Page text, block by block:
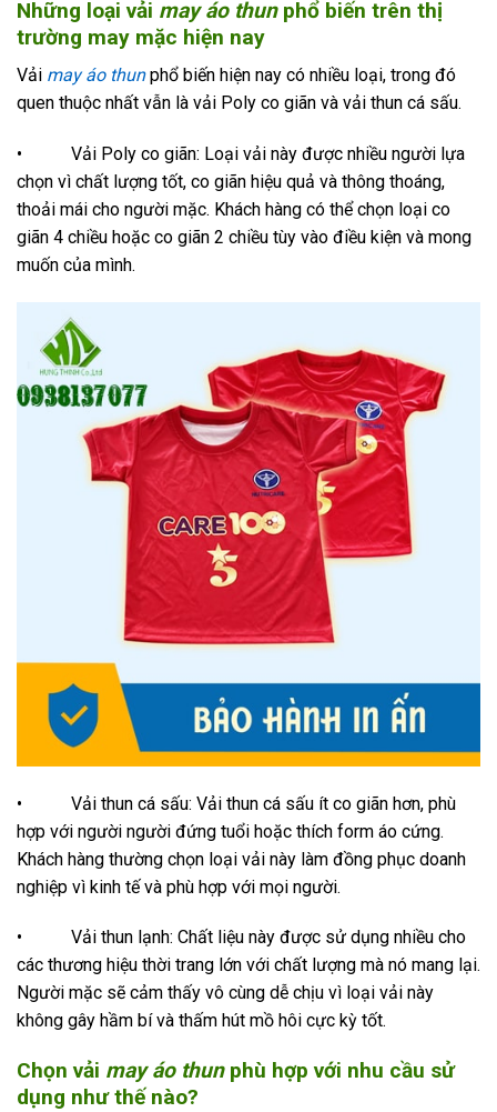
Những loại vải may áo thunphổ biến trên thị
trường may mặc hiện nay
Vải may áo thunphổ biến hiện nay có nhiều loại, trong đó
quen thuộc nhất vẫn là vải Poly co giãn và vải thun cá sấu.
• Vải Poly co giãn: Loại vải này được nhiều người lựa
chọn vì chất lượng tốt, co giãn hiệu quả và thông thoáng,
thoải mái cho người mặc. Khách hàng có thể chọn loại co
giãn 4 chiều hoặc co giãn 2 chiều tùy vào điều kiện và mong
muốn của mình.
• Vải thun cá sấu: Vải thun cá sấu ít co giãn hơn, phù
hợp với người người đứng tuổi hoặc thích form áo cứng.
Khách hàng thường chọn loại vải này làm đồng phục doanh
nghiệp vì kinh tế và phù hợp với mọi người.
• Vải thun lạnh: Chất liệu này được sử dụng nhiều cho
các thương hiệu thời trang lớn với chất lượng mà nó mang lại.
Người mặc sẽ cảm thấy vô cùng dễ chịu vì loại vải này
không gây hầm bí và thấm hút mồ hôi cực kỳ tốt.
Chọn vải may áo thunphù hợp với nhu cầu sử
dụng như thế nào?